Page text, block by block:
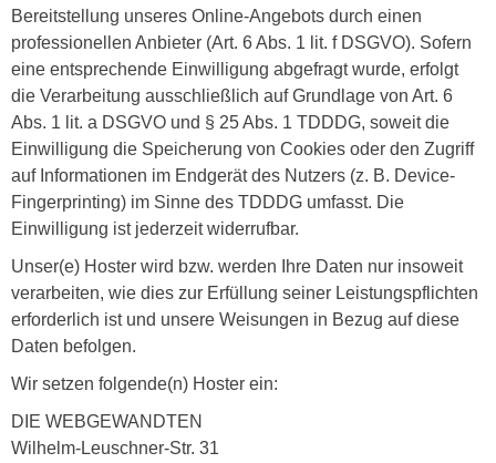
Bereitstellung unseres Online-Angebots durch einen
professionellen Anbieter (Art. 6 Abs. 1 lit. f DSGVO). Sofern
eine entsprechende Einwilligung abgefragt wurde, erfolgt
die Verarbeitung ausschließlich auf Grundlage von Art. 6
Abs. 1 lit. a DSGVO und § 25 Abs. 1 TDDDG, soweit die
Einwilligung die Speicherung von Cookies oder den Zugriff
auf Informationen im Endgerät des Nutzers (z. B. Device-
Fingerprinting) im Sinne des TDDDG umfasst. Die
Einwilligung ist jederzeit widerrufbar.
Unser(e) Hoster wird bzw. werden Ihre Daten nur insoweit
verarbeiten, wie dies zur Erfüllung seiner Leistungspflichten
erforderlich ist und unsere Weisungen in Bezug auf diese
Daten befolgen.
Wir setzen folgende(n) Hoster ein:
DIE WEBGEWANDTEN
Wilhelm-Leuschner-Str. 31